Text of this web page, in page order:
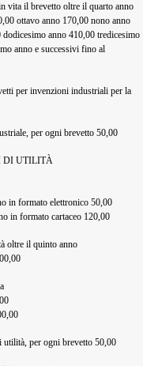
vita il brevetto oltre il quarto anno
ottavo anno 170,00 nono anno
anno 410,00 tredicesimo
anno e successivi fino al
per invenzioni industriali per la
per ogni brevetto 50,00
DI UTILITÀ
in formato elettronico 50,00
in formato cartaceo 120,00
oltre il quinto anno
per ogni brevetto 50,00